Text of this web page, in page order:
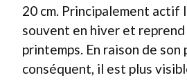
20 cm. Principalement actif
souvent en hiver et
printemps. En raison de son
conséquent, il est plus